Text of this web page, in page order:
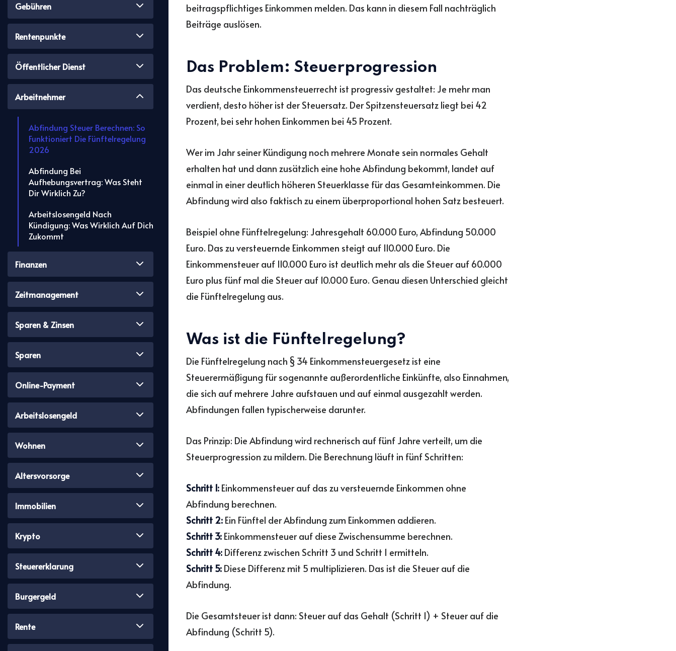
Gebühren
Rentenpunkte
Öffentlicher Dienst
Arbeitnehmer
Abfindung Steuer Berechnen: So
Funktioniert Die Fünftelregelung
2026
Abfindung Bei
Aufhebungsvertrag: Was Steht
Dir Wirklich Zu?
Arbeitslosengeld Nach
Kündigung: Was Wirklich Auf Dich
Zukommt
Finanzen
Zeitmanagement
Sparen & Zinsen
Sparen
Online-Payment
Arbeitslosengeld
Wohnen
Altersvorsorge
Immobilien
Krypto
Steuererklarung
Burgergeld
Rente
beitragspflichtiges Einkommen melden. Das kann in diesem Fall nachträglich
Beiträge auslösen.
Das Problem: Steuerprogression
Das deutsche Einkommensteuerrecht ist progressiv gestaltet: Je mehr man
verdient, desto höher ist der Steuersatz. Der Spitzensteuersatz liegt bei 42
Prozent, bei sehr hohen Einkommen bei 45 Prozent.
Wer im Jahr seiner Kündigung noch mehrere Monate sein normales Gehalt
erhalten hat und dann zusätzlich eine hohe Abfindung bekommt, landet auf
einmal in einer deutlich höheren Steuerklasse für das Gesamteinkommen. Die
Abfindung wird also faktisch zu einem überproportional hohen Satz besteuert.
Beispiel ohne Fünftelregelung: Jahresgehalt 60.000 Euro, Abfindung 50.000
Euro. Das zu versteuernde Einkommen steigt auf 110.000 Euro. Die
Einkommensteuer auf 110.000 Euro ist deutlich mehr als die Steuer auf 60.000
Euro plus fünf mal die Steuer auf 10.000 Euro. Genau diesen Unterschied gleicht
die Fünftelregelung aus.
Was ist die Fünftelregelung?
Die Fünftelregelung nach § 34 Einkommensteuergesetz ist eine
Steuerermäßigung für sogenannte außerordentliche Einkünfte, also Einnahmen,
die sich auf mehrere Jahre aufstauen und auf einmal ausgezahlt werden.
Abfindungen fallen typischerweise darunter.
Das Prinzip: Die Abfindung wird rechnerisch auf fünf Jahre verteilt, um die
Steuerprogression zu mildern. Die Berechnung läuft in fünf Schritten:
Schritt 1: Einkommensteuer auf das zu versteuernde Einkommen ohne
Abfindung berechnen.
Schritt 2: Ein Fünftel der Abfindung zum Einkommen addieren.
Schritt 3: Einkommensteuer auf diese Zwischensumme berechnen.
Schritt 4: Differenz zwischen Schritt 3 und Schritt 1 ermitteln.
Schritt 5: Diese Differenz mit 5 multiplizieren. Das ist die Steuer auf die
Abfindung.
Die Gesamtsteuer ist dann: Steuer auf das Gehalt (Schritt 1) + Steuer auf die
Abfindung (Schritt 5).